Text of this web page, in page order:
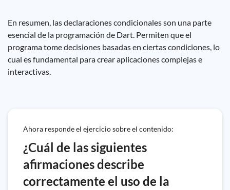
En resumen, las declaraciones condicionales son una parte
esencial de la programación de Dart. Permiten que el
programa tome decisiones basadas en ciertas condiciones, lo
cual es fundamental para crear aplicaciones complejas e
interactivas.
Ahora responde el ejercicio sobre el contenido:
¿Cuál de las siguientes
afirmaciones describe
correctamente el uso de la